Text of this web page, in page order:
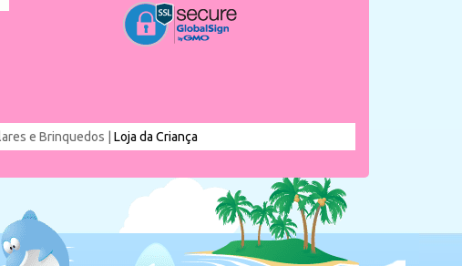
e Brinquedos | Loja da Criança